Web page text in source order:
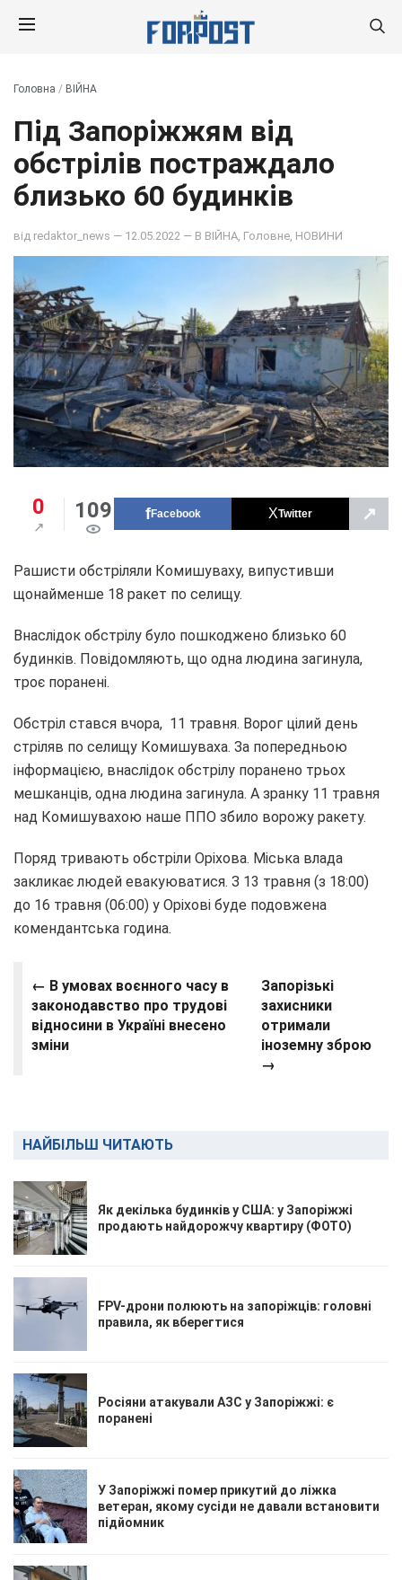
Головна / ВІЙНА
Під Запоріжжям від
обстрілів постраждало
близько 60 будинків
від redaktor_news — 12.05.2022 — В ВІЙНА Головне НОВИНИ
0 109 Facebook Twitter ↗
Рашисти обстріляли Комишуваху, випустивши
щонайменше 18 ракет по селищу.
Внаслідок обстрілу було пошкоджено близько 60
будинків. Повідомляють, що одна людина загинула,
троє поранені.
Обстріл стався вчора, 11 травня. Ворог цілий день
стріляв по селищу Комишуваха. За попередньою
інформацією, внаслідок обстрілу поранено трьох
мешканців, одна людина загинула. А зранку 11 травня
над Комишувахою наше ППО збило ворожу ракету.
Поряд тривають обстріли Оріхова. Міська влада
закликає людей евакуюватися. З 13 травня (з 18:00)
до 16 травня (06:00) у Оріхові буде подовжена
комендантська година.
← В умовах воєнного часу в
законодавство про трудові
відносини в Україні внесено
зміни
Запорізькі
захисники
отримали
іноземну зброю
→
НАЙБІЛЬШ ЧИТАЮТЬ
Як декілька будинків у США: у Запоріжжі
продають найдорожчу квартиру (ФОТО)
FPV-дрони полюють на запоріжців: головні
правила, як вберегтися
Росіяни атакували АЗС у Запоріжжі: є
поранені
У Запоріжжі помер прикутий до ліжка
ветеран, якому сусіди не давали встановити
підйомник